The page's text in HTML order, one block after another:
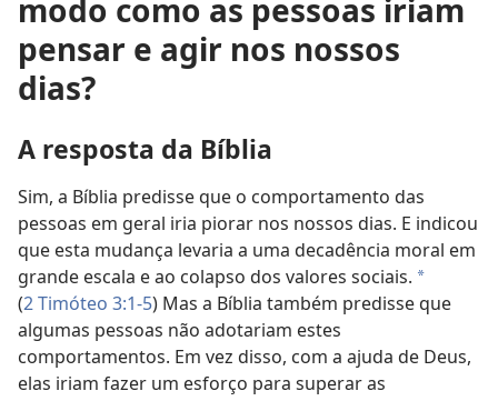
modo como as pessoas iriam
pensar e agir nos nossos
dias?
A resposta da Bíblia
Sim, a Bíblia predisse que o comportamento das
pessoas em geral iria piorar nos nossos dias. E indicou
que esta mudança levaria a uma decadência moral em
grande escala e ao colapso dos valores sociais. a
(2 Timóteo 3:1-5) Mas a Bíblia também predisse que
algumas pessoas não adotariam estes
comportamentos. Em vez disso, com a ajuda de Deus,
elas iriam fazer um esforço para superar as